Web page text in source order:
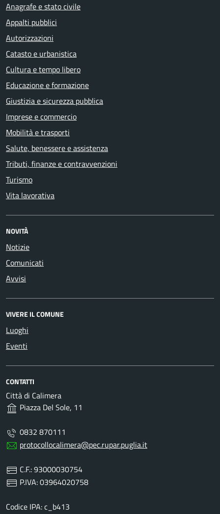
Anagrafe e stato civile
Appalti pubblici
Autorizzazioni
Catasto e urbanistica
Cultura e tempo libero
Educazione e formazione
Giustizia e sicurezza pubblica
Imprese e commercio
Mobilità e trasporti
Salute, benessere e assistenza
Tributi, finanze e contravvenzioni
Turismo
Vita lavorativa
NOVITÀ
Notizie
Comunicati
Avvisi
VIVERE IL COMUNE
Luoghi
Eventi
CONTATTI
Città di Calimera
Piazza Del Sole, 11
0832 870111
protocollocalimera@pec.rupar.puglia.it
C.F.: 93000030754
P.IVA: 03964020758
Codice IPA: c_b413